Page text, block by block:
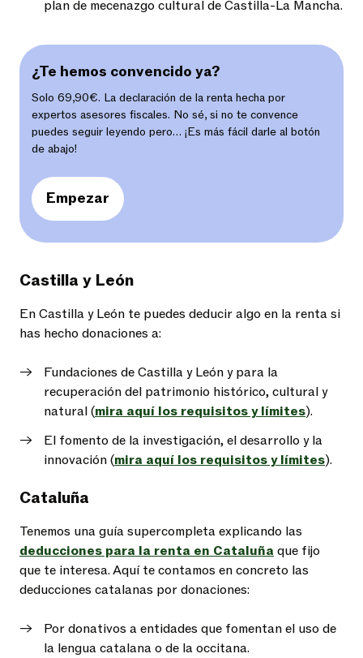
plan de mecenazgo cultural de Castilla-La Mancha.
¿Te hemos convencido ya?
Solo 69,90€. La declaración de la renta hecha por
expertos asesores fiscales. No sé, si no te convence
puedes seguir leyendo pero… ¡Es más fácil darle al botón
de abajo!
Empezar
Castilla y León
En Castilla y León te puedes deducir algo en la renta si
has hecho donaciones a:
Fundaciones de Castilla y León y para la
recuperación del patrimonio histórico, cultural y
natural (mira aquí los requisitos y límites).
El fomento de la investigación, el desarrollo y la
innovación (mira aquí los requisitos y límites).
Cataluña
Tenemos una guía supercompleta explicando las
deducciones para la renta en Cataluña que fijo
que te interesa. Aquí te contamos en concreto las
deducciones catalanas por donaciones:
Por donativos a entidades que fomentan el uso de
la lengua catalana o de la occitana.